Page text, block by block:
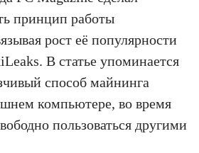
принцип работы
рост её популярности
В статье упоминается
способ майнинга
компьютере, во время
пользоваться другими